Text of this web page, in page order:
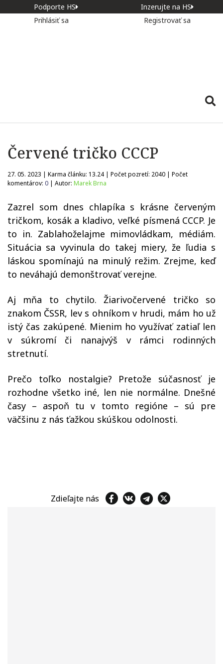
Podporte HS
Inzerujte na HS
Prihlásiť sa
Registrovať sa
Červené tričko CCCP
27. 05. 2023 | Karma článku: 13.24 | Počet pozretí: 2040 | Počet
komentárov: 0 | Autor: Marek Brna
Zazrel som dnes chlapíka s krásne červeným
tričkom, kosák a kladivo, veľké písmená CCCP. Je
to in. Zablahoželajme mimovládkam, médiám.
Situácia sa vyvinula do takej miery, že ľudia s
láskou spomínajú na minulý režim. Zrejme, keď
to neváhajú demonštrovať verejne.
Aj mňa to chytilo. Žiarivočervené tričko so
znakom ČSSR, lev s ohníkom v hrudi, mám ho už
istý čas zakúpené. Mienim ho využívať zatiaľ len
v súkromí či nanajvýš v rámci rodinných
stretnutí.
Prečo toľko nostalgie? Pretože súčasnosť je
rozhodne všetko iné, len nie normálne. Dnešné
časy – aspoň tu v tomto regióne – sú pre
väčšinu z nás ťažkou skúškou odolnosti.
Zdieľajte nás